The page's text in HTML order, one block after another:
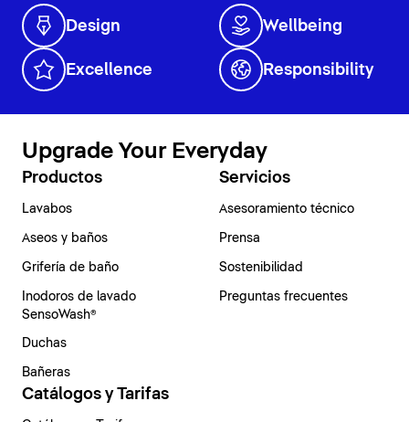
Design Wellbeing
Excellence Responsibility
Upgrade Your Everyday
Productos
Lavabos
Aseos y baños
Grifería de baño
Inodoros de lavado
SensoWash®
Duchas
Bañeras
Servicios
Asesoramiento técnico
Prensa
Sostenibilidad
Preguntas frecuentes
Catálogos y Tarifas